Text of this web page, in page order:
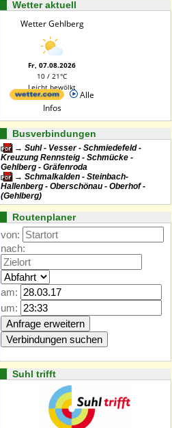
Wetter aktuell
Wetter Gehlberg
Fr, 07.08.2026
10 / 21°C
Leicht bewölkt
Alle
Infos
Busverbindungen
Suhl - Vesser - Schmiedefeld -
Kreuzung Rennsteig - Schmücke -
Gehlberg - Gräfenroda
Schmalkalden - Steinbach-
Hallenberg - Oberschönau - Oberhof -
(Gehlberg)
Routenplaner
von:
nach:
am:
um:
Suhl trifft